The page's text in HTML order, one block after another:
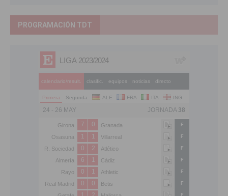
PROGRAMACIÓN TDT